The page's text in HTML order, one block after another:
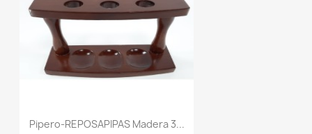
Pipero-REPOSAPIPAS Madera 3...